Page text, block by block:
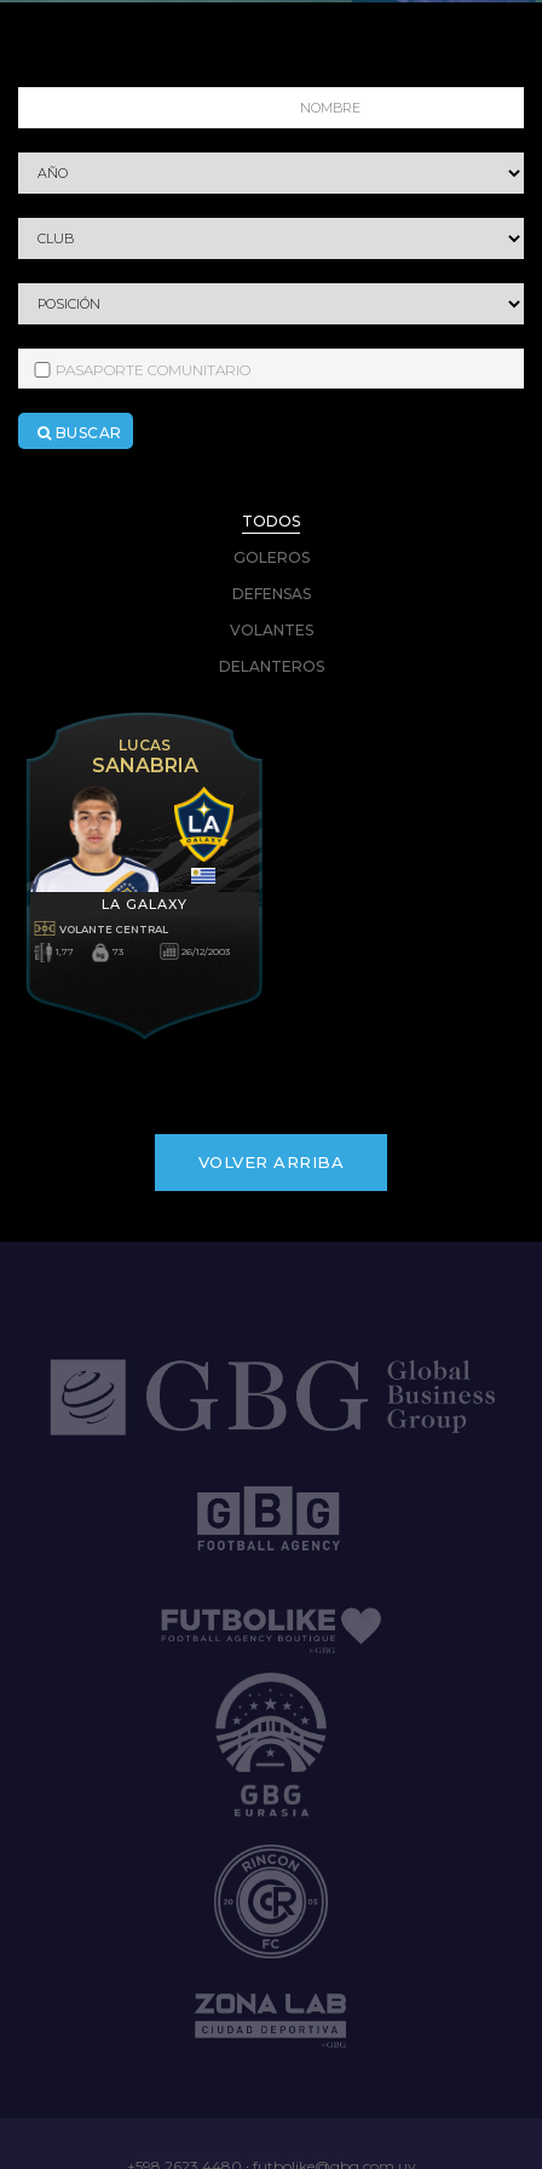
PASAPORTE COMUNITARIO
BUSCAR
TODOS
GOLEROS
DEFENSAS
VOLANTES
DELANTEROS
LUCAS
SANABRIA
LA GALAXY
VOLANTE CENTRAL
26/12/2003
1,77 73
VOLVER ARRIBA